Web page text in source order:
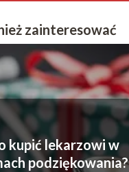
zainteresować
kupić lekarzowi w
podziękowania?